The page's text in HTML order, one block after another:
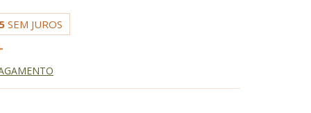
SEM JUROS